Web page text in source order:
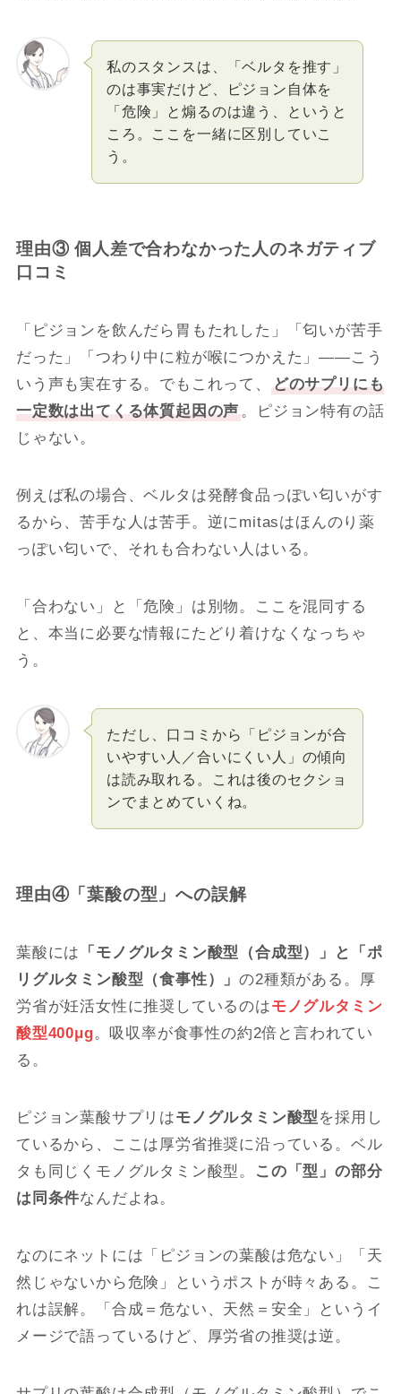
私のスタンスは、「ベルタを推す」
のは事実だけど、ピジョン自体を
「危険」と煽るのは違う、というと
ころ。ここを一緒に区別していこ
う。
理由③ 個人差で合わなかった人のネガティブ
口コミ
「ピジョンを飲んだら胃もたれした」「匂いが苦手
だった」「つわり中に粒が喉につかえた」――こう
いう声も実在する。でもこれって、
どのサプリにも
一定数は出てくる体質起因の声。ピジョン特有の話
じゃない。
例えば私の場合、ベルタは発酵食品っぽい匂いがす
るから、苦手な人は苦手。逆にmitasはほんのり薬
っぽい匂いで、それも合わない人はいる。
「合わない」と「危険」は別物。ここを混同する
と、本当に必要な情報にたどり着けなくなっちゃ
う。
ただし、口コミから「ピジョンが合
いやすい人／合いにくい人」の傾向
は読み取れる。これは後のセクショ
ンでまとめていくね。
理由④「葉酸の型」への誤解
葉酸には
「モノグルタミン酸型（合成型）」と「ポ
リグルタミン酸型（食事性）」の2種類がある。厚
労省が妊活女性に推奨しているのはモノグルタミン
酸型400μg。吸収率が食事性の約2倍と言われてい
る。
ピジョン葉酸サプリはモノグルタミン酸型 を採用し
ているから、ここは厚労省推奨に沿っている。ベル
タも同じくモノグルタミン酸型。
この「型」の部分
は同条件なんだよね。
なのにネットには「ピジョンの葉酸は危ない」「天
然じゃないから危険」というポストが時々ある。こ
れは誤解。「合成＝危ない、天然＝安全」というイ
メージで語っているけど、厚労省の推奨は逆。